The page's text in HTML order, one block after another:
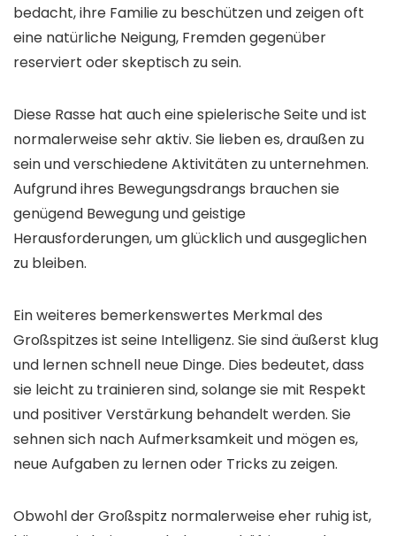
bedacht, ihre Familie zu beschützen und zeigen oft
eine natürliche Neigung, Fremden gegenüber
reserviert oder skeptisch zu sein.
Diese Rasse hat auch eine spielerische Seite und ist
normalerweise sehr aktiv. Sie lieben es, draußen zu
sein und verschiedene Aktivitäten zu unternehmen.
Aufgrund ihres Bewegungsdrangs brauchen sie
genügend Bewegung und geistige
Herausforderungen, um glücklich und ausgeglichen
zu bleiben.
Ein weiteres bemerkenswertes Merkmal des
Großspitzes ist seine Intelligenz. Sie sind äußerst klug
und lernen schnell neue Dinge. Dies bedeutet, dass
sie leicht zu trainieren sind, solange sie mit Respekt
und positiver Verstärkung behandelt werden. Sie
sehnen sich nach Aufmerksamkeit und mögen es,
neue Aufgaben zu lernen oder Tricks zu zeigen.
Obwohl der Großspitz normalerweise eher ruhig ist,